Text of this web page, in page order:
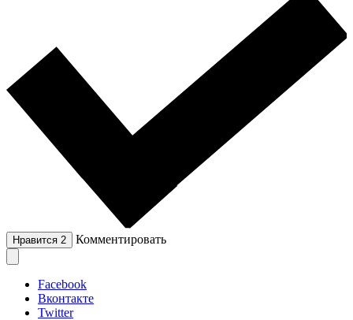
Нравится 2 Комментировать
Facebook
Вконтакте
Twitter